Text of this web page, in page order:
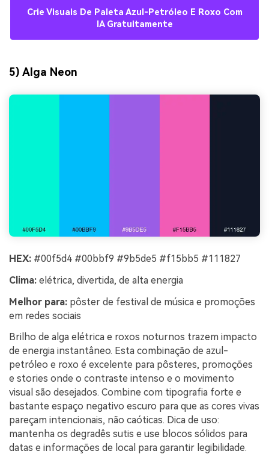
Crie Visuais De Paleta Azul-Petróleo E Roxo Com
IA Gratuitamente
5) Alga Neon
HEX: #00f5d4 #00bbf9 #9b5de5 #f15bb5 #111827
Clima: elétrica, divertida, de alta energia
Melhor para: pôster de festival de música e promoções
em redes sociais
Brilho de alga elétrica e roxos noturnos trazem impacto
de energia instantâneo. Esta combinação de azul-
petróleo e roxo é excelente para pôsteres, promoções
e stories onde o contraste intenso e o movimento
visual são desejados. Combine com tipografia forte e
bastante espaço negativo escuro para que as cores vivas
pareçam intencionais, não caóticas. Dica de uso:
mantenha os degradês sutis e use blocos sólidos para
datas e informações de local para garantir legibilidade.